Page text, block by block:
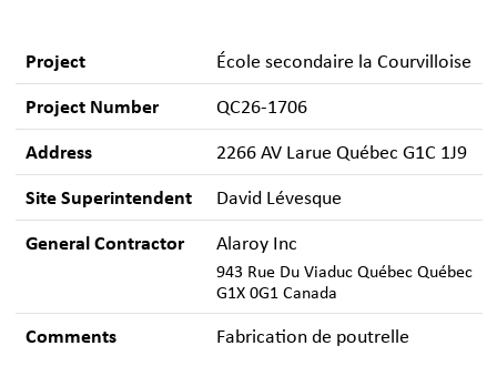
Project École secondaire la Courvilloise
Project Number QC26-1706
Address 2266 AV Larue Québec G1C 1J9
Site Superintendent David Lévesque
General Contractor Alaroy Inc
943 Rue Du Viaduc Québec Québec
G1X 0G1 Canada
Comments
Fabrication de poutrelle